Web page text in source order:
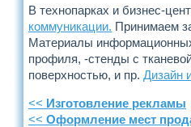
В технопарках и бизнес-
коммуникации. Принимаем
Материалы
профиля, -стенды с
поверхностью, и пр. Дизайн
<< Изготовление рекламы
<< Оформление мест